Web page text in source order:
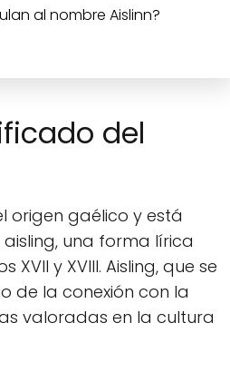
al nombre Aislinn?
del
origen gaélico y está
una forma lírica
y XVIII. Aisling, que se
de la conexión con la
valoradas en la cultura